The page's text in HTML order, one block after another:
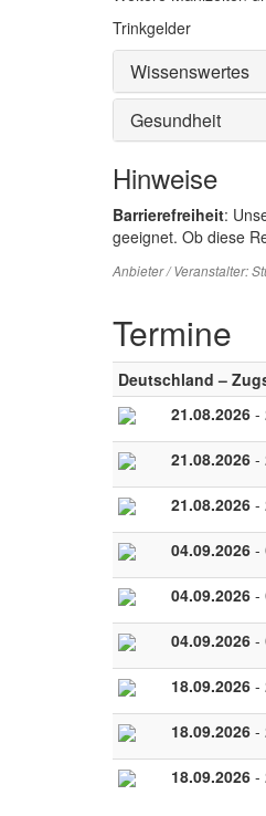
Trinkgelder
Wissenswertes
Gesundheit
Hinweise
Barrierefreiheit:
geeignet. Ob diese
Anbieter / Veranstalter:
Termine
Deutschland –
21.08.2026 -
21.08.2026 -
21.08.2026 -
04.09.2026 -
04.09.2026 -
04.09.2026 -
18.09.2026 -
18.09.2026 -
18.09.2026 -